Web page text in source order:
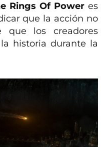
Rings Of Poweres
que la acción no
los creadores
historia durante la